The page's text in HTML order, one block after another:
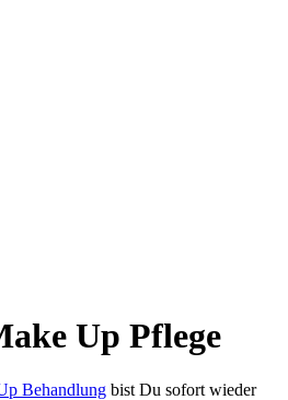
Up Pflege
Behandlung bist Du sofort wieder